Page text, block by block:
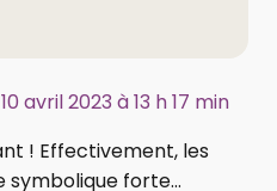
10 avril 2023 à 13 h 17 min
! Effectivement, les
symbolique forte...